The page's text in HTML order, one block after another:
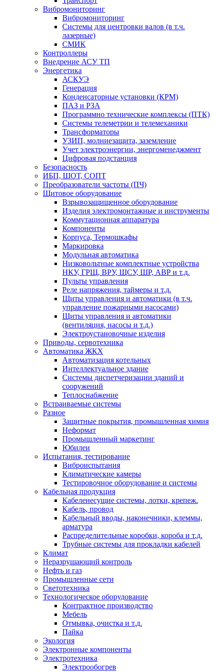
Вибромониторинг
Вибромониторинг
Системы для центровки валов (в т.ч.
лазерные)
СМИК
Контроллеры
Внедрение АСУ ТП
Энергетика
АСКУЭ
Генерация
Конденсаторные установки (КРМ)
ПАЗ и РЗА
Программно технические комплексы (ПТК)
Системы телеметрии и телемеханики
Трансформаторы
УЗИП, молниезащита, заземление
Учет электроэнергии, энергоменеджмент
Цифровая подстанция
Безопасность
ИБП, ШОТ, СОПТ
Преобразователи частоты (ПЧ)
Щитовое оборудование
Взрывозащищенное оборудование
Изделия электромонтажные и инструменты
Коммутационная аппаратура
Компоненты
Корпуса, Термошкафы
Маркировка
Модульная автоматика
Низковольтные комплектные устройства
НКУ, ГРЩ, ВРУ, ЩСУ, ШР, АВР и т.д.
Пульты управления
Реле напряжения, таймеры и т.д.
Щиты управления и автоматики (в т.ч.
управление пожарными насосами)
Щиты управления и автоматики
(вентиляция, насосы и т.д.)
Электроустановочные изделия
Приводы, сервотехника
Автоматика ЖКХ
Автоматизация котельных
Интеллектуальное здание
Системы диспетчеризации зданий и
сооружений
Теплоснабжение
Встраиваемые системы
Разное
Защитные покрытия, промышленная химия
Неформат
Промышленный маркетинг
Юбилеи
Испытания, тестирование
Виброиспытания
Климатические камеры
Тестировочное оборудование и системы
Кабельная продукция
Кабеленесущие системы, лотки, крепеж.
Кабель, провод
Кабельный вводы, наконечники, клеммы,
арматура
Распределительные коробки, короба и т.д.
Трубные системы для прокладки кабелей
Климат
Неразрушающий контроль
Нефть и газ
Промышленные сети
Светотехника
Технологическое оборудование
Контрактное производство
Мебель
Отмывка, очистка и т.д.
Пайка
Экология
Электронные компоненты
Электротехника
Электрообогрев